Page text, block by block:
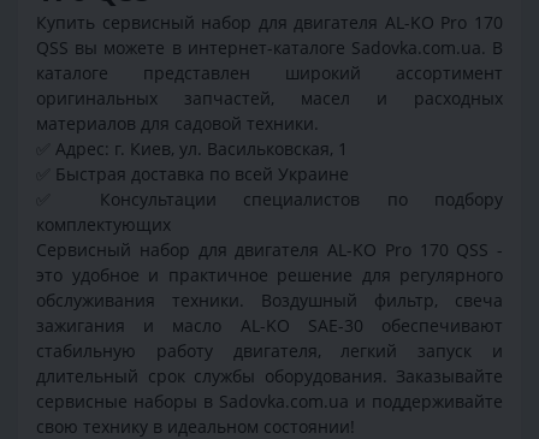
Купить сервисный набор для двигателя AL-KO Pro 170
QSS вы можете в интернет-каталоге Sadovka.com.ua. В
каталоге представлен широкий ассортимент
оригинальных запчастей, масел и расходных
материалов для садовой техники.
✅ Адрес: г. Киев, ул. Васильковская, 1
✅ Быстрая доставка по всей Украине
✅ Консультации специалистов по подбору
комплектующих
Сервисный набор для двигателя AL-KO Pro 170 QSS -
это удобное и практичное решение для регулярного
обслуживания техники. Воздушный фильтр, свеча
зажигания и масло AL-KO SAE-30 обеспечивают
стабильную работу двигателя, легкий запуск и
длительный срок службы оборудования. Заказывайте
сервисные наборы в Sadovka.com.ua и поддерживайте
свою технику в идеальном состоянии!